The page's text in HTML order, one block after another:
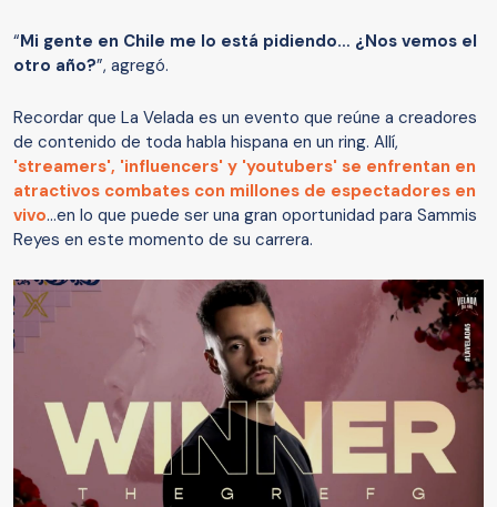
“Mi gente en Chile me lo está pidiendo… ¿Nos vemos el
otro año?”, agregó.
Recordar que La Velada es un evento que reúne a creadores
de contenido de toda habla hispana en un ring. Allí,
'streamers', 'influencers' y 'youtubers' se enfrentan en
atractivos combates con millones de espectadores en
vivo...en lo que puede ser una gran oportunidad para Sammis
Reyes en este momento de su carrera.